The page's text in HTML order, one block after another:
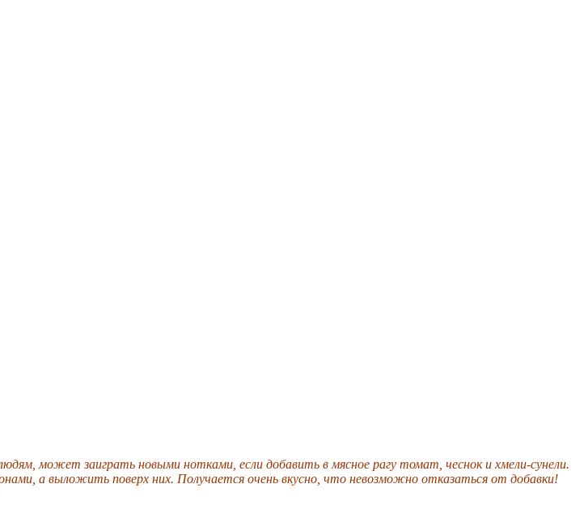
может заиграть новыми нотками, если добавить в мясное рагу томат, чеснок и хмели-сунели.
а выложить поверх них. Получается очень вкусно, что невозможно отказаться от добавки!